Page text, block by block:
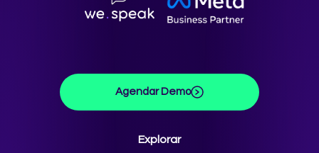
Agendar Demo
Explorar